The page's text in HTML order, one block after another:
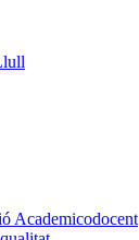
Academicodocent